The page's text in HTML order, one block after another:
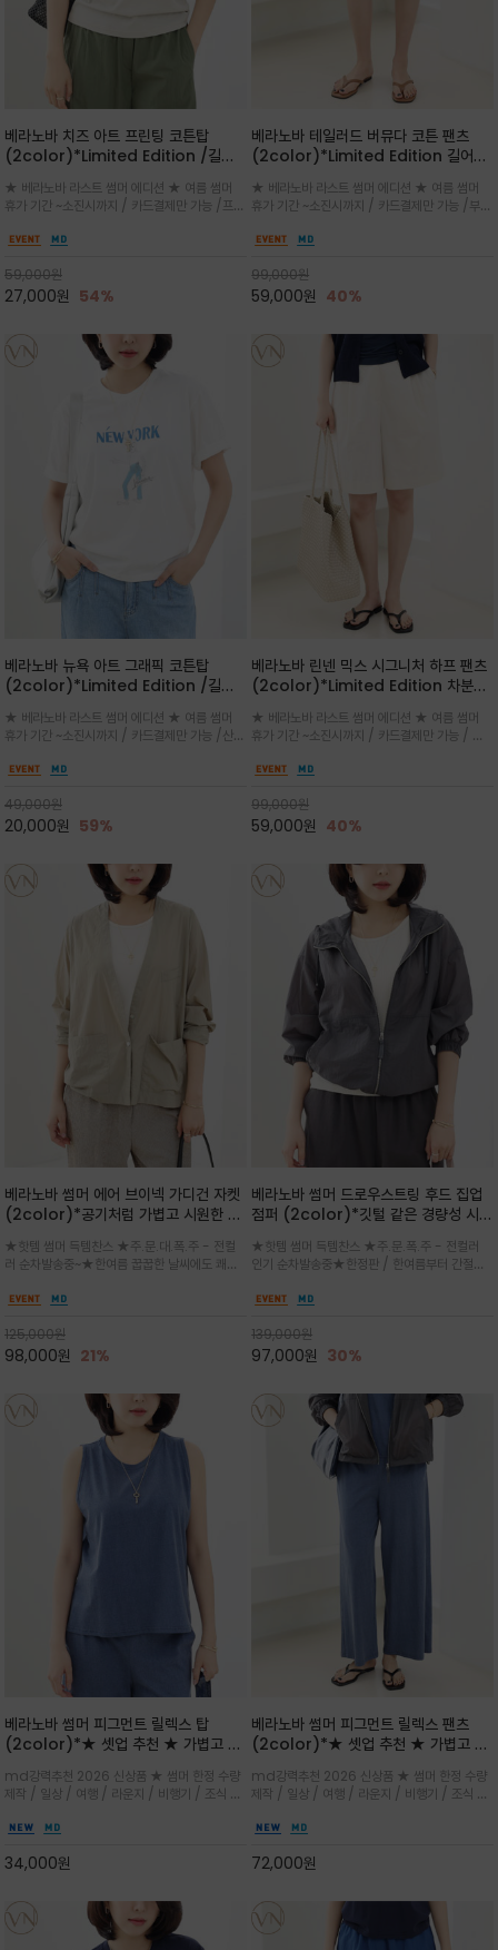
베라노바 치즈 아트 프린팅 코튼탑
(2color)*Limited Edition /길어
세요 ^^
★ 베라노바 라스트 썸머 에디션 ★ 여름 썸머
휴가 기간 ~소진시까지 / 카드결제만 가능 /프론
러스트 프린트가 더해져 과하지 않으면서도 세련
59,000원
27,000원 54%
베라노바 테일러드 버뮤다 코튼 팬츠
(2color)*Limited Edition 길어진
^^
★ 베라노바 라스트 썸머 에디션 ★ 여름 썸머
휴가 기간 ~소진시까지 / 카드결제만 가능 /부드
은은한 매트 컬러가 고급스러운 분위기
99,000원
59,000원 40%
베라노바 뉴욕 아트 그래픽 코튼탑
(2color)*Limited Edition /길어
세요 ^^
★ 베라노바 라스트 썸머 에디션 ★ 여름 썸머
휴가 기간 ~소진시까지 / 카드결제만 가능 /산뜻
레터링과 감각적인 일러스트 프린트가 어우러져
49,000원
20,000원 59%
베라노바 린넨 믹스 시그니처 하프 팬츠
(2color)*Limited Edition 차분한
진 여름의 끝자락까지 멋스럽게 연출하
세요 ^^
★ 베라노바 라스트 썸머 에디션 ★ 여름 썸머
휴가 기간 ~소진시까지 / 카드결제만 가능 / 앞
게 체형을 커버해 우아한 비율을 완성
99,000원
59,000원 40%
베라노바 썸머 에어 브이넥 가디건 자켓
(2color)*공기처럼 가볍고 시원한 나
브이넥 디자인이라 부담없이 쓱쓱~걸치
는 꾸안꾸!!가볍고 바스락한 나일론 블렌
드 소재감이 세련된 무드를 더해주는 가
★핫템 썸머 득템찬스 ★주.문.대.폭.주 - 전컬
러 순차발송중~★한여름 꿉꿉한 날씨에도 쾌적
일 자켓은 가벼운 무게감과 방수성 덕분에 여름
등과 밸런스를 맞춥니다
125,000원
98,000원 21%
베라노바 썸머 드로우스트링 후드 집업
점퍼 (2color)*깃털 같은 경량성 시원
(Volume Fit)가볍지만 입체적인 실
루엣을 유지하는 구조적 디자인
★핫템 썸머 득템찬스 ★주.문.폭.주 - 전컬러
인기 순차발송중★한정판 / 한여름부터 간절기
단 스토퍼 디테일로 핏 조절이 가능해 실용적/바
가볍게 비치는 세련된후드
139,000원
97,000원 30%
베라노바 썸머 피그먼트 릴렉스 탑
(2color)*★ 셋업 추천 ★ 가볍고 부
튼 소재로 완성
md강력추천 2026 신상품 ★ 썸머 한정 수량
제작 / 일상 / 여행 / 라운지 / 비행기 / 조식 /
그먼트로 제작되어 편하고 가볍게 후회없으실 아
34,000원
베라노바 썸머 피그먼트 릴렉스 팬츠
(2color)*★ 셋업 추천 ★ 가볍고 부
튼 소재로 완성
md강력추천 2026 신상품 ★ 썸머 한정 수량
제작 / 일상 / 여행 / 라운지 / 비행기 / 조식 /
그먼트로 제작되어 편하고 가볍게 후회없으실 아
72,000원